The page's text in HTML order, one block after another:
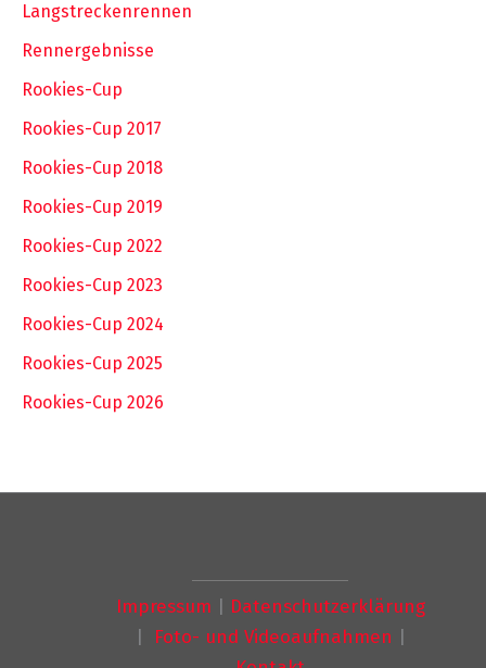
Langstreckenrennen
Rennergebnisse
Rookies-Cup
Rookies-Cup 2017
Rookies-Cup 2018
Rookies-Cup 2019
Rookies-Cup 2022
Rookies-Cup 2023
Rookies-Cup 2024
Rookies-Cup 2025
Rookies-Cup 2026
Impressum
Datenschutzerklärung
Foto- und Videoaufnahmen